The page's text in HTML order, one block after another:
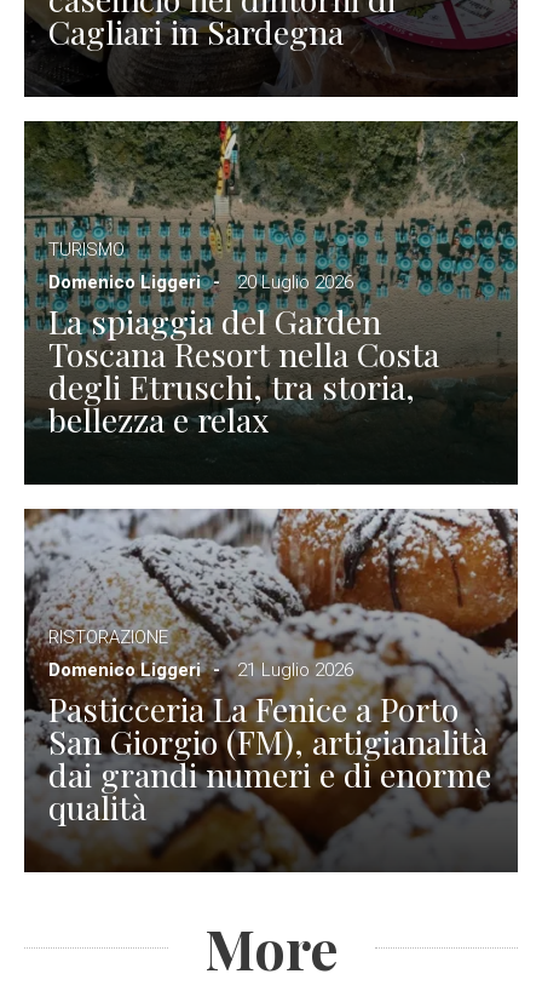
Cagliari in Sardegna
TURISMO
Domenico Liggeri
20 Luglio 2026
La spiaggia del Garden
Toscana Resort nella Costa
degli Etruschi, tra storia,
bellezza e relax
RISTORAZIONE
Domenico Liggeri
21 Luglio 2026
Pasticceria La Fenice a Porto
San Giorgio (FM), artigianalità
dai grandi numeri e di enorme
qualità
More